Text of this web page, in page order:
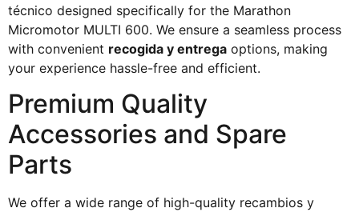
técnico designed specifically for the Marathon
Micromotor MULTI 600. We ensure a seamless process
with convenient recogida y entrega options, making
your experience hassle-free and efficient.
Premium Quality
Accessories and Spare
Parts
We offer a wide range of high-quality recambios y